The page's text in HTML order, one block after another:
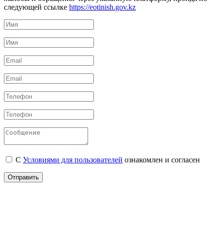
следующей ссылке https://eotinish.gov.kz
С Условиями для пользователей ознакомлен и согласен
Отправить